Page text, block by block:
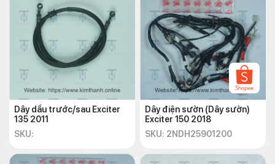
Dây dầu trước/sau Exciter
135 2011
SKU:
Dây điện sườn (Dây sườn)
Exciter 150 2018
SKU: 2NDH25901200